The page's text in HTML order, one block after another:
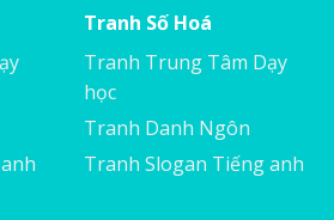
Tranh Số Hoá
Tranh Trung Tâm Dạy
học
Tranh Danh Ngôn
Tranh Slogan Tiếng anh